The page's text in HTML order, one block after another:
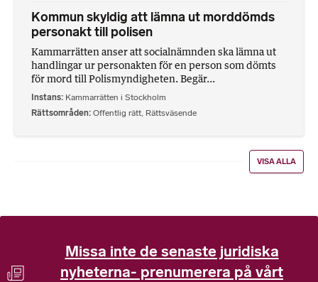
Kommun skyldig att lämna ut morddömds
personakt till polisen
Kammarrätten anser att socialnämnden ska lämna ut
handlingar ur personakten för en person som dömts
för mord till Polismyndigheten. Begär...
Instans Kammarrätten i Stockholm
Rättsområden Offentlig rätt, Rättsväsende
VISA ALLA
Missa inte de senaste juridiska
nyheterna- prenumerera på vårt